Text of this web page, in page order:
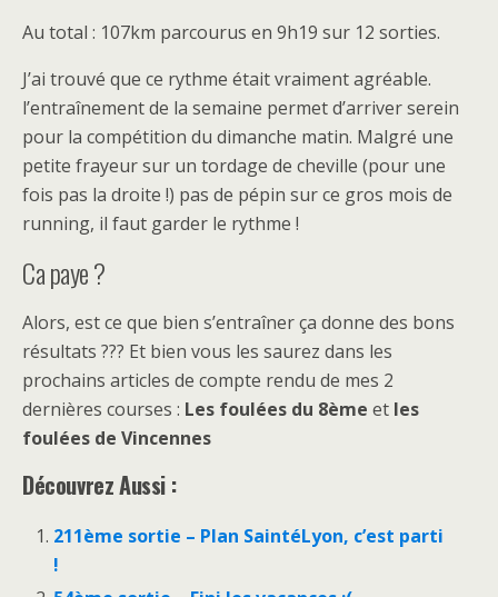
Au total : 107km parcourus en 9h19 sur 12 sorties.
J’ai trouvé que ce rythme était vraiment agréable.
l’entraînement de la semaine permet d’arriver serein
pour la compétition du dimanche matin. Malgré une
petite frayeur sur un tordage de cheville (pour une
fois pas la droite !) pas de pépin sur ce gros mois de
running, il faut garder le rythme !
Ca paye ?
Alors, est ce que bien s’entraîner ça donne des bons
résultats ??? Et bien vous les saurez dans les
prochains articles de compte rendu de mes 2
dernières courses : Les foulées du 8ème et les
foulées de Vincennes
Découvrez Aussi :
211ème sortie – Plan SaintéLyon, c’est parti
!